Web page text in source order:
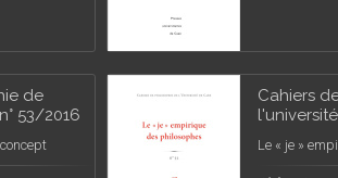
de
53/2016
Cahiers
Le « je »